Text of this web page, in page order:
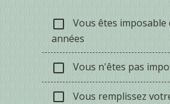
check_box_outline_blank
Vous êtes
années
check_box_outline_blank Vous n'êtes pas
check_box_outline_blank
Vous remplissez